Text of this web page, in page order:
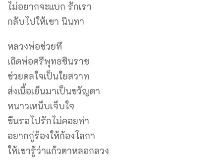
ไม่อยากจะแบก รักเรา
กลับไปให้เขา นินทา
หลวงพ่อช่วยที
เถิดพ่อศรีพุทธชินราช
ช่วยดลใจเป็นใยสวาท
ส่งเนื้อเย็นมาเป็นขวัญตา
หนาวเหน็บเจ็บใจ
ขืนรอไปรักไม่คอยท่า
อยากกู่ร้องให้ก้องโลกา
ให้เขารู้ว่าแก้วตาหลอกลวง